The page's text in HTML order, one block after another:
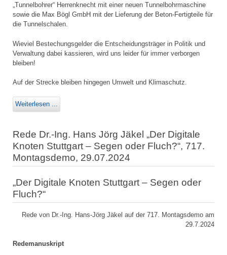
„Tunnelbohrer“ Herrenknecht mit einer neuen Tunnelbohrmaschine
sowie die Max Bögl GmbH mit der Lieferung der Beton-Fertigteile für
die Tunnelschalen.
Wieviel Bestechungsgelder die Entscheidungsträger in Politik und
Verwaltung dabei kassieren, wird uns leider für immer verborgen
bleiben!
Auf der Strecke bleiben hingegen Umwelt und Klimaschutz.
Weiterlesen ...
Rede Dr.-Ing. Hans Jörg Jäkel „Der Digitale
Knoten Stuttgart – Segen oder Fluch?“, 717.
Montagsdemo, 29.07.2024
„Der Digitale Knoten Stuttgart – Segen oder
Fluch?“
Rede von Dr.-Ing. Hans-Jörg Jäkel auf der 717. Montagsdemo am
29.7.2024
Redemanuskript